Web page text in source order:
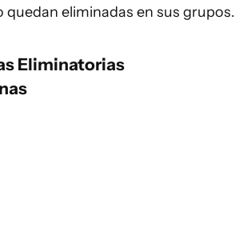
eliminadas en sus grupos.
Eliminatorias